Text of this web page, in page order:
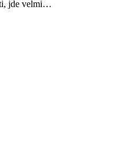
jde velmi…